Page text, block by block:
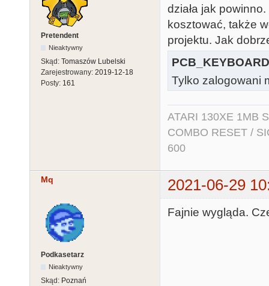
Pretendent
Nieaktywny
Skąd: Tomaszów Lubelski
Zarejestrowany: 2019-12-18
Posty: 161
działa jak
kosztować, także
projektu. Jak
Tylko zalogowani
ATARI 130XE 1MB
COMBO RESET /
600
Mq 2021-06-29
Podkasetarz
Nieaktywny
Skąd: Poznań
Fajnie wygląda.